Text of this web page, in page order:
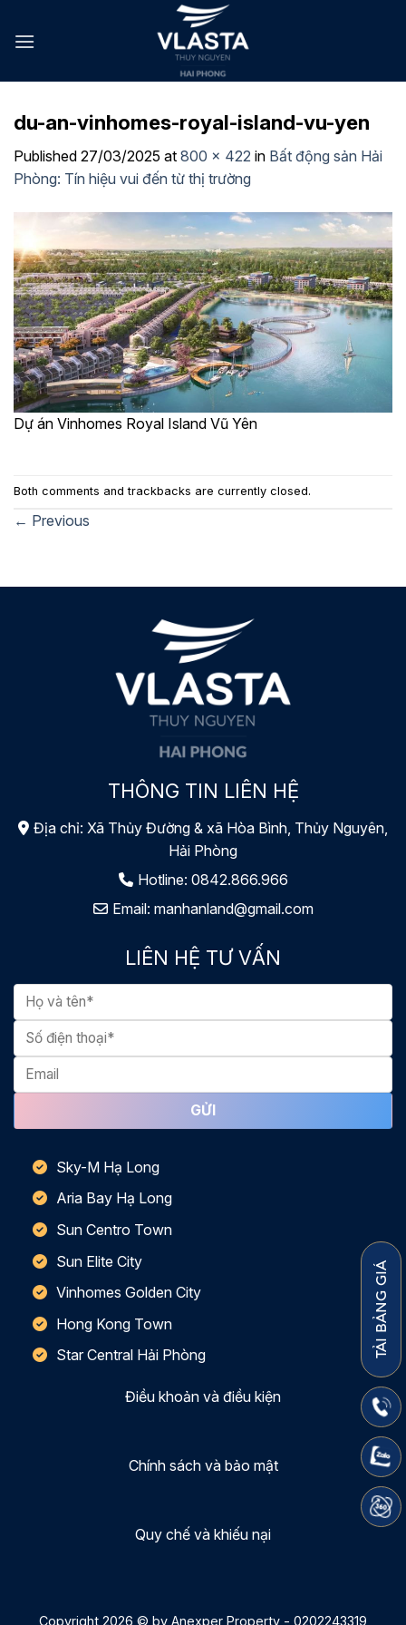
du-an-vinhomes-royal-island-vu-yen
Published 27/03/2025 at 800 × 422 in Bất động sản Hải
Phòng: Tín hiệu vui đến từ thị trường
Dự án Vinhomes Royal Island Vũ Yên
Both comments and trackbacks are currently closed.
← Previous
THÔNG TIN LIÊN HỆ
Địa chỉ: Xã Thủy Đường & xã Hòa Bình, Thủy Nguyên,
Hải Phòng
Hotline: 0842.866.966
Email: manhanland@gmail.com
LIÊN HỆ TƯ VẤN
Sky-M Hạ Long
Aria Bay Hạ Long
Sun Centro Town
Sun Elite City
Vinhomes Golden City
Hong Kong Town
Star Central Hải Phòng
Điều khoản và điều kiện
Chính sách và bảo mật
Quy chế và khiếu nại
Copyright 2026 © by Anexper Property - 0202243319
TẢI BẢNG GIÁ